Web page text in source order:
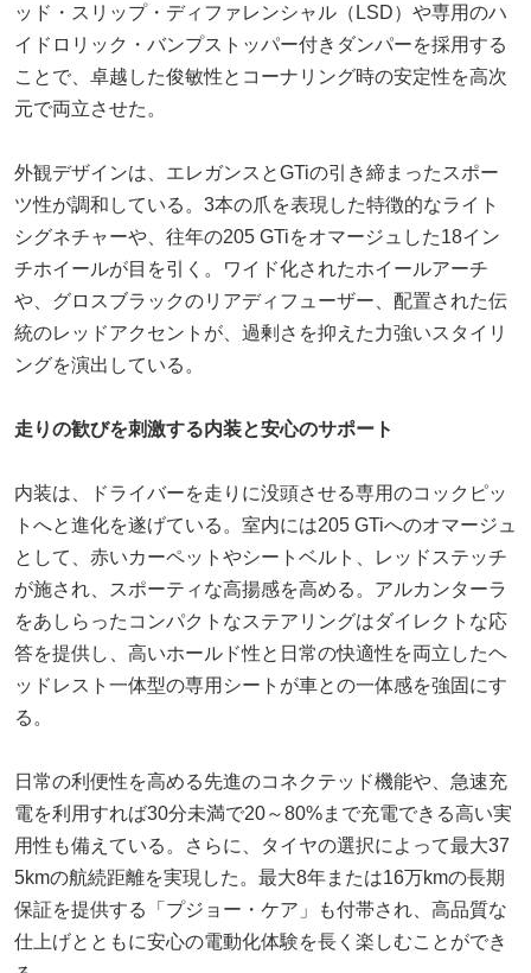
ッド・スリップ・ディファレンシャル（LSD）や専用のハ
イドロリック・バンプストッパー付きダンパーを採用する
ことで、卓越した俊敏性とコーナリング時の安定性を高次
元で両立させた。
外観デザインは、エレガンスとGTiの引き締まったスポー
ツ性が調和している。3本の爪を表現した特徴的なライト
シグネチャーや、往年の205 GTiをオマージュした18イン
チホイールが目を引く。ワイド化されたホイールアーチ
や、グロスブラックのリアディフューザー、配置された伝
統のレッドアクセントが、過剰さを抑えた力強いスタイリ
ングを演出している。
走りの歓びを刺激する内装と安心のサポート
内装は、ドライバーを走りに没頭させる専用のコックピッ
トへと進化を遂げている。室内には205 GTiへのオマージュ
として、赤いカーペットやシートベルト、レッドステッチ
が施され、スポーティな高揚感を高める。アルカンターラ
をあしらったコンパクトなステアリングはダイレクトな応
答を提供し、高いホールド性と日常の快適性を両立したヘ
ッドレスト一体型の専用シートが車との一体感を強固にす
る。
日常の利便性を高める先進のコネクテッド機能や、急速充
電を利用すれば30分未満で20～80%まで充電できる高い実
用性も備えている。さらに、タイヤの選択によって最大37
5kmの航続距離を実現した。最大8年または16万kmの長期
保証を提供する「プジョー・ケア」も付帯され、高品質な
仕上げとともに安心の電動化体験を長く楽しむことができ